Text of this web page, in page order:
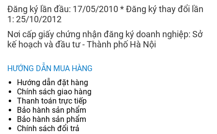
Đăng ký lần đầu: 17/05/2010 * Đăng ký thay đổi lần
1: 25/10/2012
Nơi cấp giấy chứng nhận đăng ký doanh nghiệp: Sở
kế hoạch và đầu tư - Thành phố Hà Nội
HƯỚNG DẪN MUA HÀNG
Hướng dẫn đặt hàng
Chính sách giao hàng
Thanh toán trực tiếp
Bảo hành sản phẩm
Bảo hành sản phẩm
Chính sách đổi trả